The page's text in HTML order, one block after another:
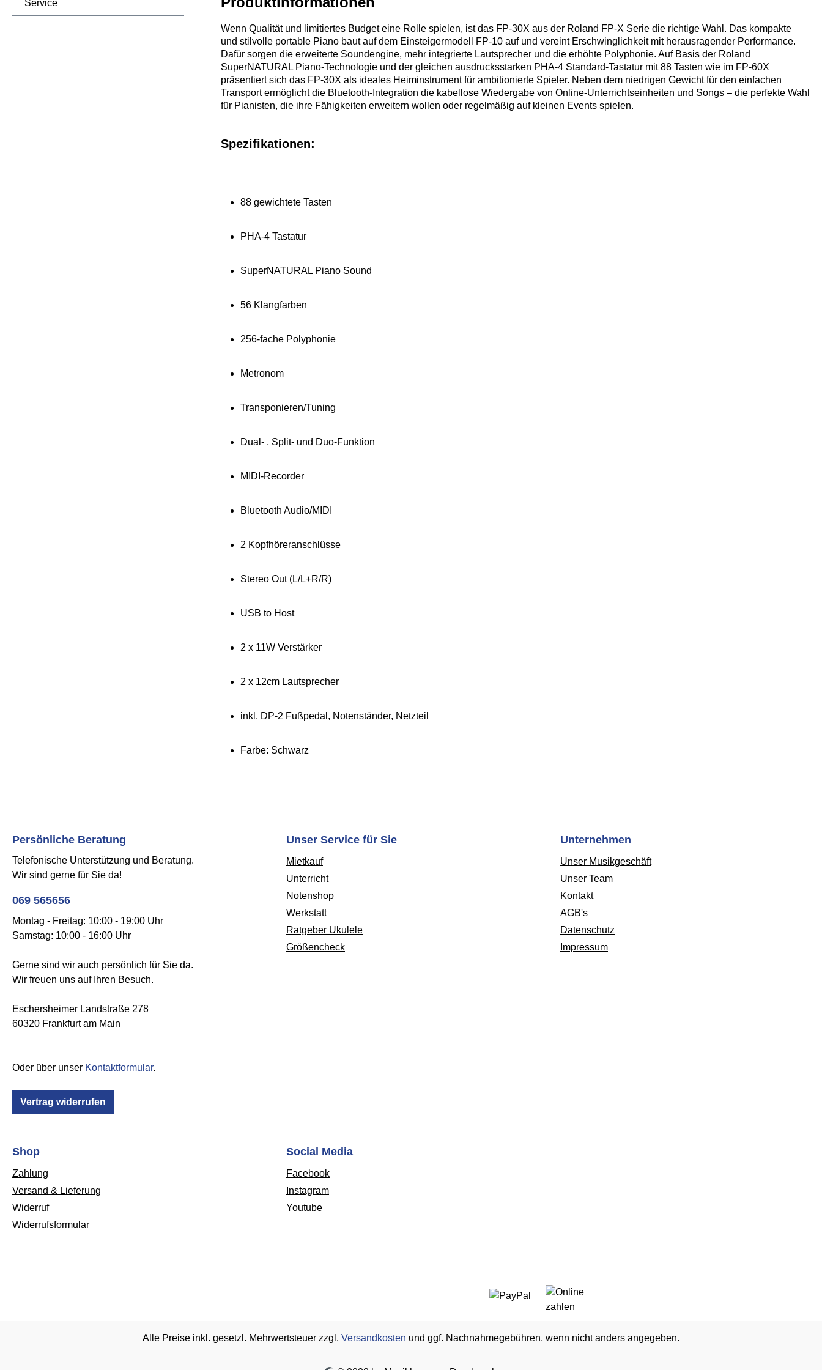
Service
Wenn Qualität und limitiertes Budget eine Rolle spielen, ist das FP-30X aus der Roland FP-X Serie die richtige Wahl. Das kompakte
und stilvolle portable Piano baut auf dem Einsteigermodell FP-10 auf und vereint Erschwinglichkeit mit herausragender Performance.
Dafür sorgen die erweiterte Soundengine, mehr integrierte Lautsprecher und die erhöhte Polyphonie. Auf Basis der Roland
SuperNATURAL Piano-Technologie und der gleichen ausdrucksstarken PHA-4 Standard-Tastatur mit 88 Tasten wie im FP-60X
präsentiert sich das FP-30X als ideales Heiminstrument für ambitionierte Spieler. Neben dem niedrigen Gewicht für den einfachen
Transport ermöglicht die Bluetooth-Integration die kabellose Wiedergabe von Online-Unterrichtseinheiten und Songs – die perfekte Wahl
für Pianisten, die ihre Fähigkeiten erweitern wollen oder regelmäßig auf kleinen Events spielen.
Spezifikationen:
88 gewichtete Tasten
PHA-4 Tastatur
SuperNATURAL Piano Sound
56 Klangfarben
256-fache Polyphonie
Metronom
Transponieren/Tuning
Dual- , Split- und Duo-Funktion
MIDI-Recorder
Bluetooth Audio/MIDI
2 Kopfhöreranschlüsse
Stereo Out (L/L+R/R)
USB to Host
2 x 11W Verstärker
2 x 12cm Lautsprecher
inkl. DP-2 Fußpedal, Notenständer, Netzteil
Farbe: Schwarz
Persönliche Beratung
Telefonische Unterstützung und Beratung.
Wir sind gerne für Sie da!
069 565656
Montag - Freitag: 10:00 - 19:00 Uhr
Samstag: 10:00 - 16:00 Uhr
Gerne sind wir auch persönlich für Sie da.
Wir freuen uns auf Ihren Besuch.
Eschersheimer Landstraße 278
60320 Frankfurt am Main
Oder über unser Kontaktformular.
Vertrag widerrufen
Unser Service für Sie
Mietkauf
Unterricht
Notenshop
Werkstatt
Ratgeber Ukulele
Größencheck
Unternehmen
Unser Musikgeschäft
Unser Team
Kontakt
AGB's
Datenschutz
Impressum
Shop
Zahlung
Versand & Lieferung
Widerruf
Widerrufsformular
Social Media
Facebook
Instagram
Youtube
Alle Preise inkl. gesetzl. Mehrwertsteuer zzgl. Versandkosten und ggf. Nachnahmegebühren, wenn nicht anders angegeben.